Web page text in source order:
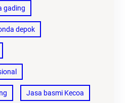
gading
depok
Jasa basmi Kecoa